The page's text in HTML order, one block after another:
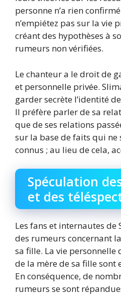
personne n’a rien
n’empiétez pas sur la vie
créant des hypothèses à
rumeurs non vérifiées.
Le chanteur a le droit de
et personnelle privée.
garder secrète l’identité
Il préfère parler de sa
que de ses relations
sur la base de faits qui ne
connus ; au lieu de cela,
Spéculation
et des
Les fans et internautes
des rumeurs concernant
sa fille. La vie
de la mère de sa fille sont
En conséquence, de
rumeurs se sont